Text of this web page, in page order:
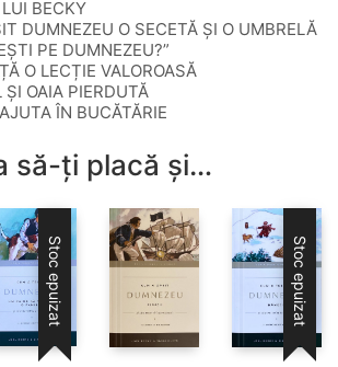
BECKY
DUMNEZEU O SECETĂ ȘI O UMBRELĂ
PE DUMNEZEU?”
O LECȚIE VALOROASĂ
OAIA PIERDUTĂ
ÎN BUCĂTĂRIE
să-ți placă și…
Stoc epuizat Stoc epuizat